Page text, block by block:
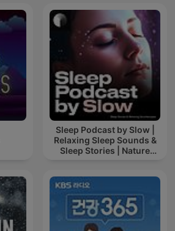
Sleep Podcast by Slow |
Relaxing Sleep Sounds &
Sleep Stories | Nature